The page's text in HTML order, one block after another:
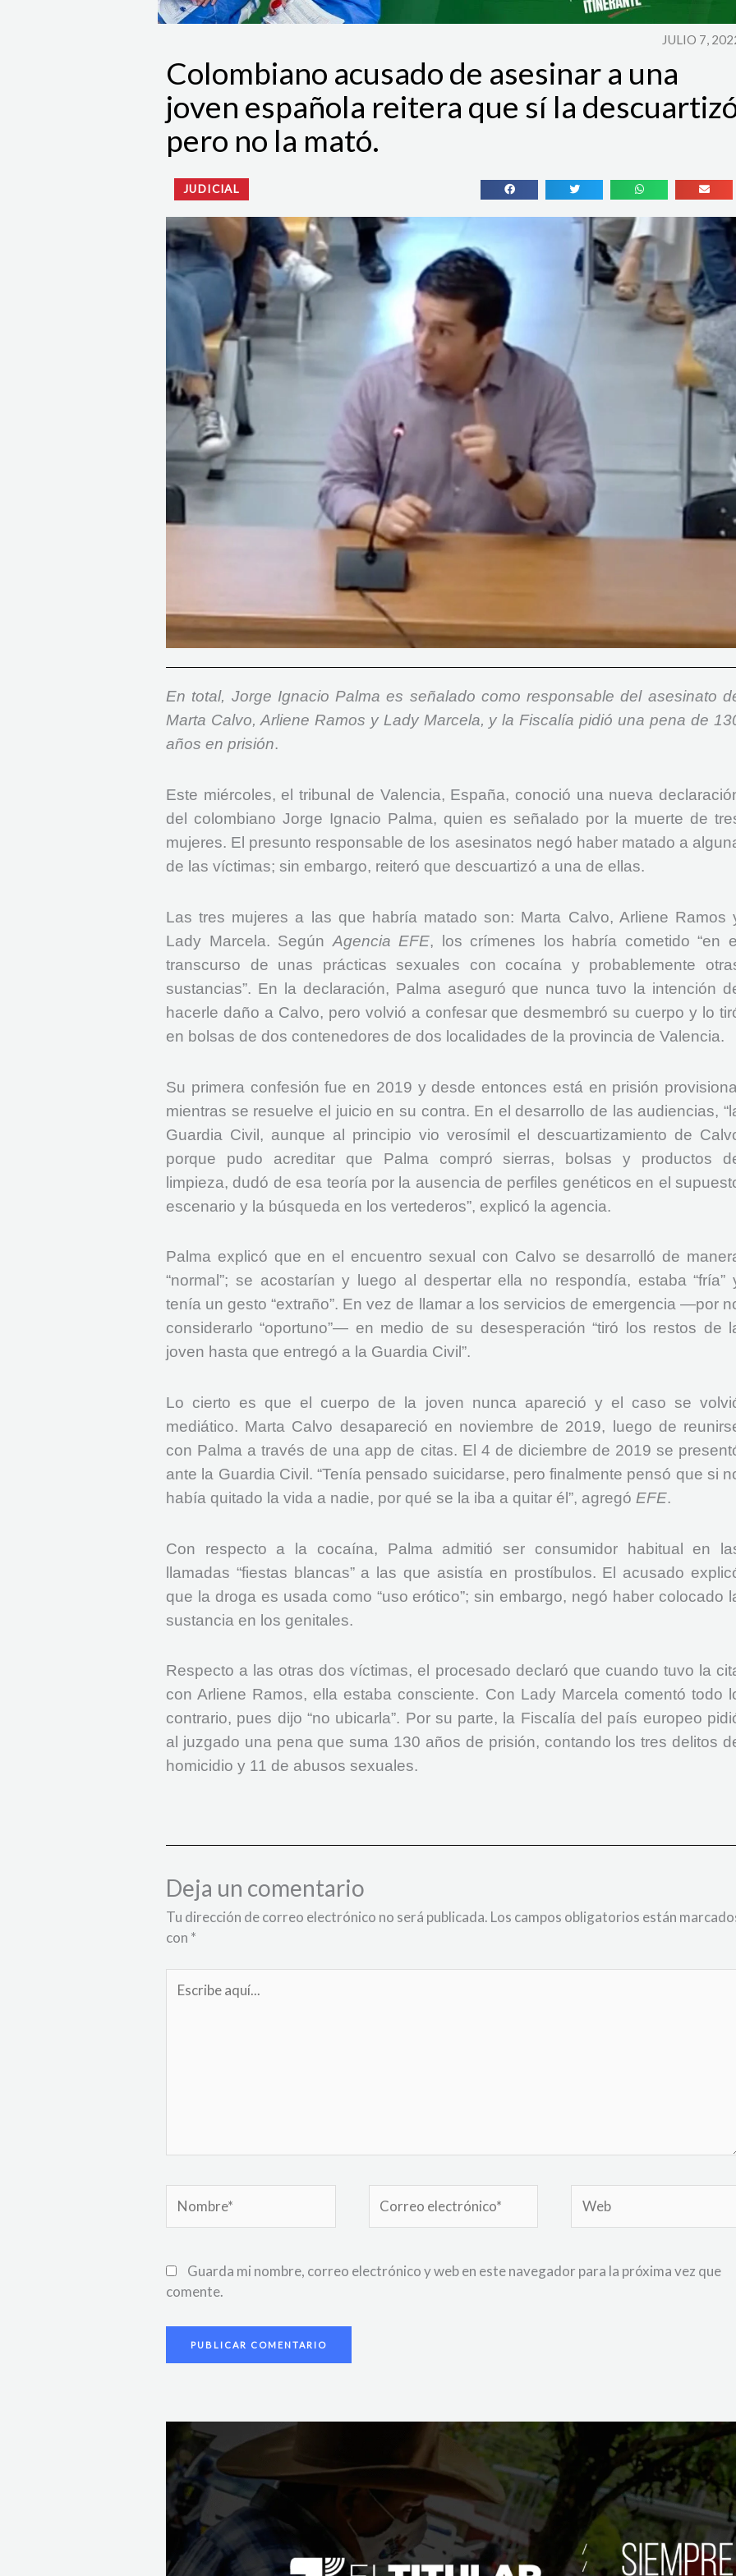
JULIO 7,
Colombiano acusado de asesinar a una
joven española reitera que sí la
pero no la mató.
JUDICIAL
En total, Jorge Ignacio Palma es señalado como responsable del asesinato
Marta Calvo, Arliene Ramos y Lady Marcela, y la Fiscalía pidió una pena de
años en prisión.
Este miércoles, el tribunal de Valencia, España, conoció una nueva
del colombiano Jorge Ignacio Palma, quien es señalado por la muerte de
mujeres. El presunto responsable de los asesinatos negó haber matado a
de las víctimas; sin embargo, reiteró que descuartizó a una de ellas.
Las tres mujeres a las que habría matado son: Marta Calvo, Arliene Ramos
Lady Marcela. Según Agencia EFE, los crímenes los habría cometido “en
transcurso de unas prácticas sexuales con cocaína y probablemente
sustancias”. En la declaración, Palma aseguró que nunca tuvo la intención
hacerle daño a Calvo, pero volvió a confesar que desmembró su cuerpo y lo
en bolsas de dos contenedores de dos localidades de la provincia de Valencia.
Su primera confesión fue en 2019 y desde entonces está en prisión
mientras se resuelve el juicio en su contra. En el desarrollo de las audiencias,
Guardia Civil, aunque al principio vio verosímil el descuartizamiento de
porque pudo acreditar que Palma compró sierras, bolsas y productos
limpieza, dudó de esa teoría por la ausencia de perfiles genéticos en el
escenario y la búsqueda en los vertederos”, explicó la agencia.
Palma explicó que en el encuentro sexual con Calvo se desarrolló de
“normal”; se acostarían y luego al despertar ella no respondía, estaba “fría”
tenía un gesto “extraño”. En vez de llamar a los servicios de emergencia —por
considerarlo “oportuno”— en medio de su desesperación “tiró los restos de
joven hasta que entregó a la Guardia Civil”.
Lo cierto es que el cuerpo de la joven nunca apareció y el caso se
mediático. Marta Calvo desapareció en noviembre de 2019, luego de
con Palma a través de una app de citas. El 4 de diciembre de 2019 se
ante la Guardia Civil. “Tenía pensado suicidarse, pero finalmente pensó que si
había quitado la vida a nadie, por qué se la iba a quitar él”, agregó EFE.
Con respecto a la cocaína, Palma admitió ser consumidor habitual en
llamadas “fiestas blancas” a las que asistía en prostíbulos. El acusado
que la droga es usada como “uso erótico”; sin embargo, negó haber colocado
sustancia en los genitales.
Respecto a las otras dos víctimas, el procesado declaró que cuando tuvo la
con Arliene Ramos, ella estaba consciente. Con Lady Marcela comentó todo
contrario, pues dijo “no ubicarla”. Por su parte, la Fiscalía del país europeo
al juzgado una pena que suma 130 años de prisión, contando los tres delitos
homicidio y 11 de abusos sexuales.
Deja un comentario
Tu dirección de correo electrónico no será publicada. Los campos obligatorios están
con *
aquí...
electrónico*
Guarda mi nombre, correo electrónico y web en este navegador para la próxima vez que
comente.